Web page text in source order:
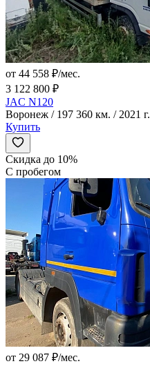
от 44 558 ₽/мес.
3 122 800 ₽
JAC N120
Воронеж / 197 360 км. / 2021 г.
Купить
Скидка до 10%
С пробегом
от 29 087 ₽/мес.